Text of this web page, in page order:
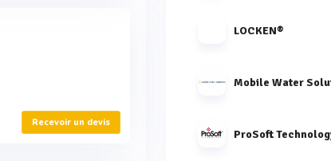
Recevoir un devis
LOCKEN®
Mobile Water
ProSoft